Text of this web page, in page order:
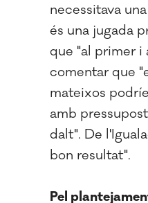
necessitava
és una jugada
que "al primer i
comentar que
mateixos
amb
dalt". De
bon resultat".
Pel